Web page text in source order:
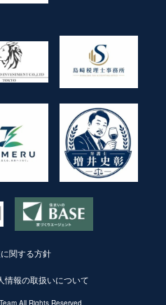
関する方針
情報の取扱いについて
All Rights Reserved.